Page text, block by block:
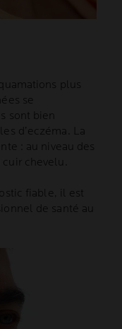
plus
se
sont bien
d’eczéma. La
: au niveau des
chevelu.
fiable, il est
de santé au